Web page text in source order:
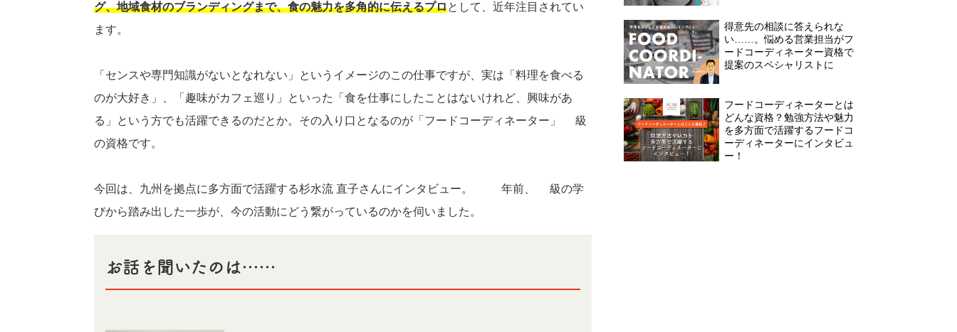
グ、地域食材のブランディングまで、食の魅力を多角的に伝えるプロとして、近年注目されてい
ます。
「センスや専門知識がないとなれない」というイメージのこの仕事ですが、実は「料理を食べる
のが大好き」、「趣味がカフェ巡り」といった「食を仕事にしたことはないけれど、興味があ
る」という方でも活躍できるのだとか。その入り口となるのが「フードコーディネーター」3級
の資格です。
今回は、九州を拠点に多方面で活躍する杉水流 直子さんにインタビュー。20年前、3級の学
びから踏み出した一歩が、今の活動にどう繋がっているのかを伺いました。
お話を聞いたのは……
得意先の相談に答えられな
い……。悩める営業担当がフ
ードコーディネーター資格で
提案のスペシャリストに
フードコーディネーターとは
どんな資格？勉強方法や魅力
を多方面で活躍するフードコ
ーディネーターにインタビュ
ー！